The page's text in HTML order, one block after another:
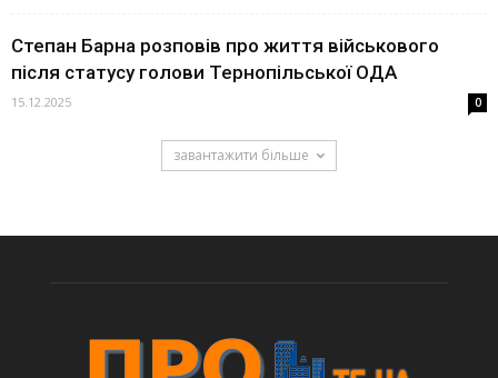
Степан Барна розповів про життя військового
після статусу голови Тернопільської ОДА
15.12.2025 0
завантажити більше